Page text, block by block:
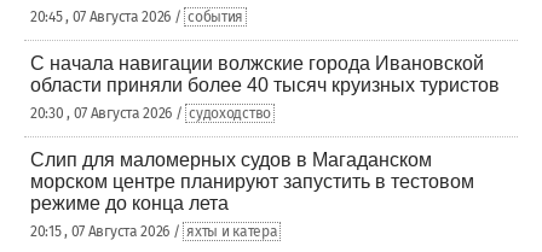
20:45 , 07 Августа 2026 / события
С начала навигации волжские города Ивановской
области приняли более 40 тысяч круизных туристов
20:30 , 07 Августа 2026 / судоходство
Слип для маломерных судов в Магаданском
морском центре планируют запустить в тестовом
режиме до конца лета
20:15 , 07 Августа 2026 / яхты и катера